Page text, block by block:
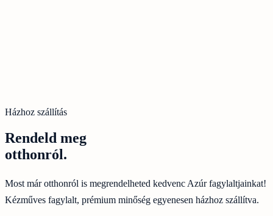
Házhoz szállítás
Rendeld meg
otthonról.
Most már otthonról is megrendelheted kedvenc Azúr fagylaltjainkat!
Kézműves fagylalt, prémium minőség egyenesen házhoz szállítva.